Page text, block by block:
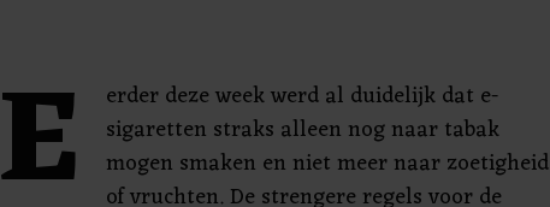
E
erder deze week werd al duidelijk dat e-
sigaretten straks alleen nog naar tabak
mogen smaken en niet meer naar zoetigheid
of vruchten. De strengere regels voor de